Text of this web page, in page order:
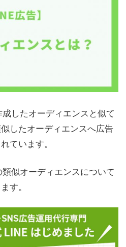
したオーディエンスと似て
したオーディエンスへ広告
ています。
似オーディエンスについて
す。